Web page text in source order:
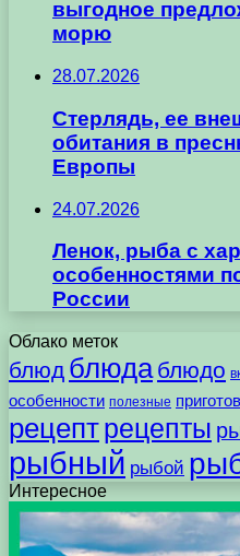
выгодное
морю
28.07.2026
Стерлядь, ее
обитания в
Европы
24.07.2026
Ленок, рыба с
особенностями
России
Облако меток
блюд блюда блюдо
особенности полезные
рецептрецепты
рыбный рыбой
Интересное